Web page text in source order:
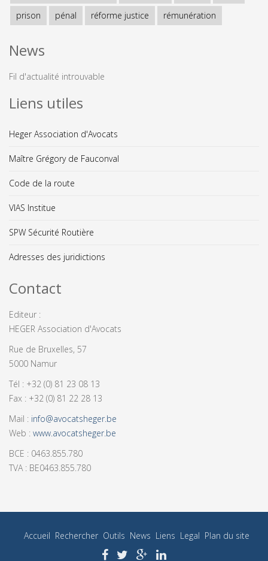
prison
pénal réforme justice rémunération
News
Fil d'actualité introuvable
Liens utiles
Heger Association d'Avocats
Maître Grégory de Fauconval
Code de la route
VIAS Institue
SPW Sécurité Routière
Adresses des juridictions
Contact
Editeur :
HEGER Association d'Avocats
Rue de Bruxelles, 57
5000 Namur
Tél : +32 (0) 81 23 08 13
Fax : +32 (0) 81 22 28 13
Mail : info@avocatsheger.be
Web : www.avocatsheger.be
BCE : 0463.855.780
TVA : BE0463.855.780
Accueil Rechercher Outils News Liens Legal Plan du site